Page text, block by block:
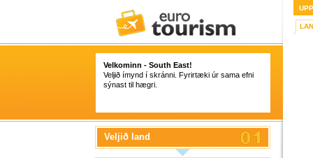
Velkominn - South East!
Veljið ímynd í skránni. Fyrirtæki úr sama efni
sýnast til hægri.
Veljið land